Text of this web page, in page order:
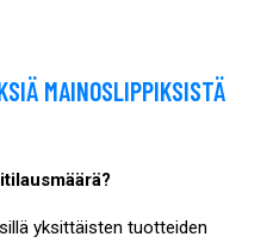
MAINOSLIPPIKSISTÄ
yksittäisten tuotteiden